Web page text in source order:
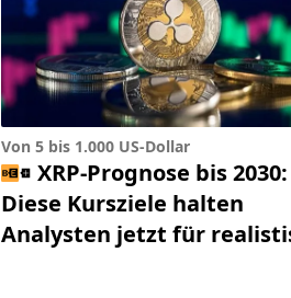
Von 5 bis 1.000 US-Dollar
XRP-Prognose bis 2030:
Diese Kursziele halten
Analysten jetzt für